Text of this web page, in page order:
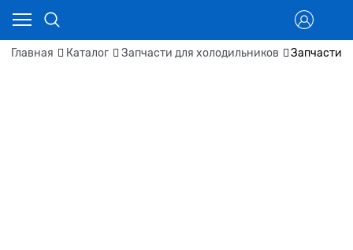
Главная Каталог Запчасти для холодильников Запчасти